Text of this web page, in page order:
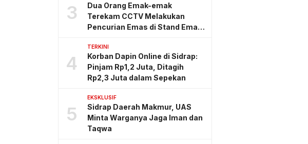
3
Dua Orang Emak-emak
Terekam CCTV Melakukan
Pencurian Emas di Stand Emas
4
TERKINI
Korban Dapin Online di Sidrap:
Pinjam Rp1,2 Juta, Ditagih
Rp2,3 Juta dalam Sepekan
5
EKSKLUSIF
Sidrap Daerah Makmur, UAS
Minta Warganya Jaga Iman dan
Taqwa